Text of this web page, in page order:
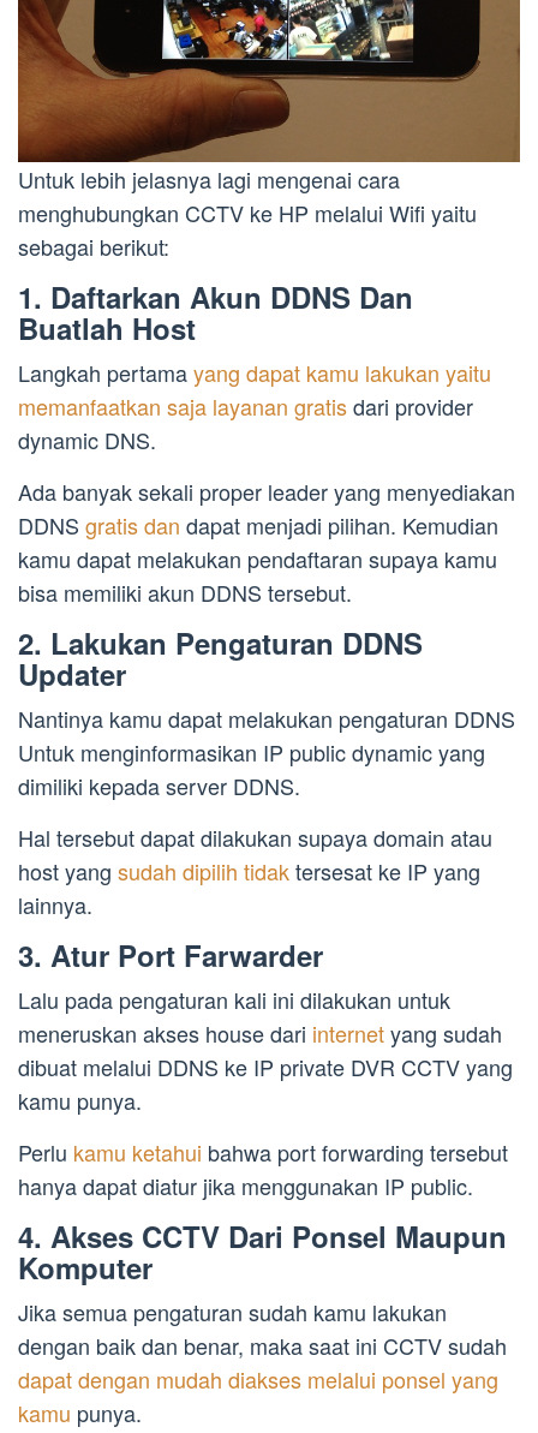
Untuk lebih jelasnya lagi mengenai cara
menghubungkan CCTV ke HP melalui Wifi yaitu
sebagai berikut:
1. Daftarkan Akun DDNS Dan
Buatlah Host
Langkah pertamayang dapat kamu lakukan yaitu
memanfaatkan saja layanan gratisdari provider
dynamic DNS.
Ada banyak sekali proper leader yang menyediakan
DDNS gratis dan dapat menjadi pilihan. Kemudian
kamu dapat melakukan pendaftaran supaya kamu
bisa memiliki akun DDNS tersebut.
2. Lakukan Pengaturan DDNS
Updater
Nantinya kamu dapat melakukan pengaturan DDNS
Untuk menginformasikan IP public dynamic yang
dimiliki kepada server DDNS.
Hal tersebut dapat dilakukan supaya domain atau
host yang sudah dipilih tidaktersesat ke IP yang
lainnya.
3. Atur Port Farwarder
Lalu pada pengaturan kali ini dilakukan untuk
meneruskan akses house dari internetyang sudah
dibuat melalui DDNS ke IP private DVR CCTV yang
kamu punya.
Perlu kamu ketahui bahwa port forwarding tersebut
hanya dapat diatur jika menggunakan IP public.
4. Akses CCTV Dari Ponsel Maupun
Komputer
Jika semua pengaturan sudah kamu lakukan
dengan baik dan benar, maka saat ini CCTV sudah
dapat dengan mudah diakses melalui ponsel yang
kamu punya.